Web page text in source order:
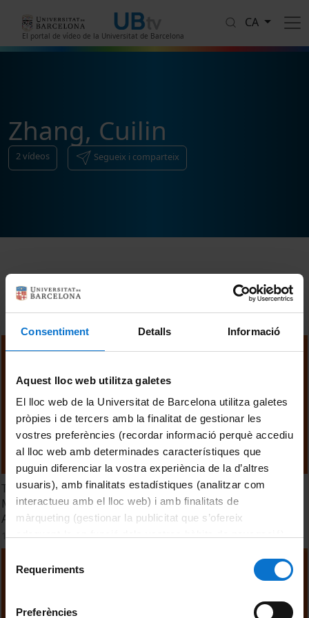
Consentiment Detalls Informació
Aquest lloc web utilitza galetes
El lloc web de la Universitat de Barcelona utilitza galetes
pròpies i de tercers amb la finalitat de gestionar les
vostres preferències (recordar informació perquè accediu
al lloc web amb determinades característiques que
puguin diferenciar la vostra experiència de la d’altres
usuaris), amb finalitats estadístiques (analitzar com
interactueu amb el lloc web) i amb finalitats de
màrqueting (gestionar la publicitat que s’ofereix
consultar laPolítica de galetes del lloc web de la
Requeriments
Preferències
El portal de vídeo de la Universitat de Barcelona
CA
Zhang, Cuilin
2vídeos Segueix i comparteix
Ordenar
TTM 2024. Sesión 5. Conectando los Principios de la Dieta
Mediterránea con la Comida Saludable de las Culturas
Alimentarias de Asia
14 octubre, 2024